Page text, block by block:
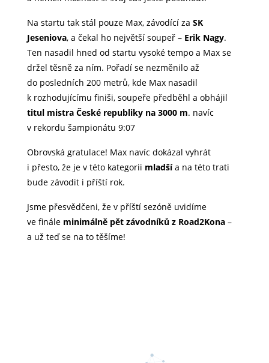
Na startu tak stál pouze Max, závodící za SK
Jeseniova, a čekal ho největší soupeř – Erik Nagy.
Ten nasadil hned od startu vysoké tempo a Max se
držel těsně za ním. Pořadí se nezměnilo až
do posledních 200 metrů, kde Max nasadil
k rozhodujícímu finiši, soupeře předběhl a obhájil
titul mistra České republiky na 3000 m. navíc
v rekordu šampionátu 9:07
Obrovská gratulace! Max navíc dokázal vyhrát
i přesto, že je v této kategorii mladšía na této trati
bude závodit i příští rok.
Jsme přesvědčeni, že v příští sezóně uvidíme
ve finále minimálně pět závodníků z Road2Kona –
a už teď se na to těšíme!